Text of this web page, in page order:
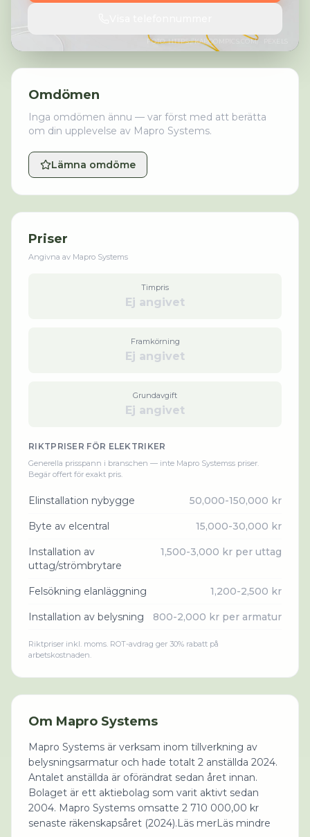
FOTO:HTTPS://KABOOMPICS.COM/· PEXELS
Omdömen
Inga omdömen ännu — var först med att berätta
om din upplevelse av Mapro Systems.
Lämna omdöme
Priser
Angivna av Mapro Systems
Timpris
Ej angivet
Framkörning
Ej angivet
Grundavgift
Ej angivet
RIKTPRISER FÖR ELEKTRIKER
Generella prisspann i branschen — inte Mapro Systemss priser.
Begär offert för exakt pris.
Elinstallation nybygge 50,000-150,000 kr
Byte av elcentral 15,000-30,000 kr
Installation av
uttag/strömbrytare
1,500-3,000 kr per uttag
Felsökning elanläggning 1,200-2,500 kr
Installation av belysning 800-2,000 kr per armatur
Riktpriser inkl. moms. ROT-avdrag ger 30% rabatt på
arbetskostnaden.
Om Mapro Systems
Mapro Systems är verksam inom tillverkning av
belysningsarmatur och hade totalt 2 anställda 2024.
Antalet anställda är oförändrat sedan året innan.
Bolaget är ett aktiebolag som varit aktivt sedan
2004. Mapro Systems omsatte 2 710 000,00 kr
senaste räkenskapsåret (2024).Läs merLäs mindre